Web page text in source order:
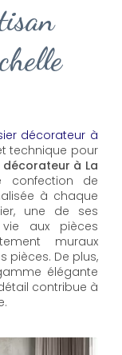
décorateur à
technique pour
à La
confection de
à chaque
une de ses
aux pièces
muraux
pièces. De plus,
élégante
contribue à